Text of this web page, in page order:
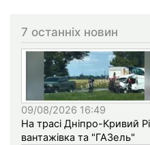
7 останніх новин
09/08/2026 16:49
На трасі Дніпро-Кривий
вантажівка та "ГАЗель"